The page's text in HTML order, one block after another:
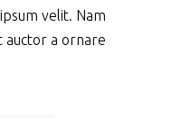
velit. Nam
auctor a ornare